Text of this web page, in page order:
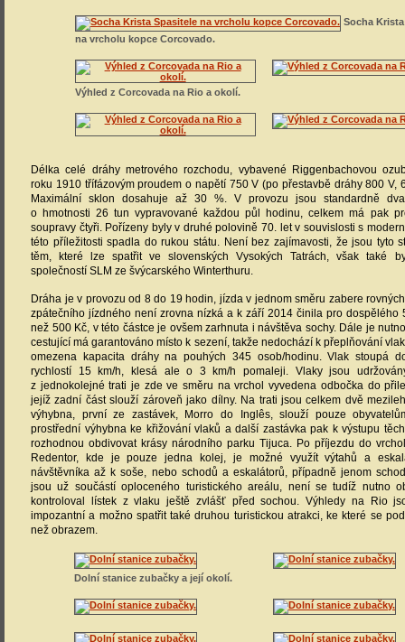
Socha
na vrcholu kopce Corcovado.
Výhled z Corcovada na Rio a okolí.
Délka celé dráhy metrového rozchodu, vybavené Riggenbachovou
roku 1910 třífázovým proudem o napětí 750 V (po přestavbě dráhy 800 V,
Maximální sklon dosahuje až 30 %. V provozu jsou standardně
o hmotnosti 26 tun vypravované každou půl hodinu, celkem má pak
soupravy čtyři. Pořízeny byly v druhé polovině 70. let v souvislosti s
této příležitosti spadla do rukou státu. Není bez zajímavosti, že jsou tyto
těm, které lze spatřit ve slovenských Vysokých Tatrách, však také
společností SLM ze švýcarského Winterthuru.
Dráha je v provozu od 8 do 19 hodin, jízda v jednom směru zabere
zpátečního jízdného není zrovna nízká a k září 2014 činila pro dospělého
než 500 Kč, v této částce je ovšem zarhnuta i návštěva sochy. Dále je
cestující má garantováno místo k sezení, takže nedochází k přeplňování
omezena kapacita dráhy na pouhých 345 osob/hodinu. Vlak stoupá
rychlostí 15 km/h, klesá ale o 3 km/h pomaleji. Vlaky jsou
z jednokolejné trati je zde ve směru na vrchol vyvedena odbočka do
jejíž zadní část slouží zároveň jako dílny. Na trati jsou celkem dvě
výhybna, první ze zastávek, Morro do Inglês, slouží pouze
prostřední výhybna ke křižování vlaků a další zastávka pak k výstupu
rozhodnou obdivovat krásy národního parku Tijuca. Po příjezdu do
Redentor, kde je pouze jedna kolej, je možné využít výtahů a
návštěvníka až k soše, nebo schodů a eskalátorů, případně jenom
jsou už součástí oploceného turistického areálu, není se tudíž nutno
kontroloval lístek z vlaku ještě zvlášť před sochou. Výhledy na Rio
impozantní a možno spatřit také druhou turistickou atrakci, ke které se
než obrazem.
Dolní stanice zubačky a její okolí.